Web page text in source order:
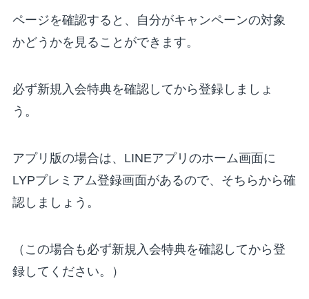
ページを確認すると、自分がキャンペーンの対象
かどうかを見ることができます。
必ず新規入会特典を確認してから登録しましょ
う。
アプリ版の場合は、 LINEアプリのホーム画面に
LYPプレミアム登録画面があるので、そちらから確
認しましょう。
（この場合も 必ず新規入会特典を確認してから登
録してください。）